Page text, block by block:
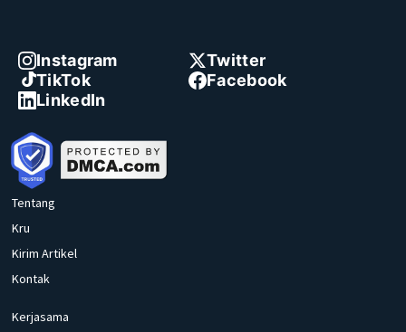
Instagram
Twitter
TikTok
Facebook
LinkedIn
Tentang
Kru
Kirim Artikel
Kontak
Kerjasama